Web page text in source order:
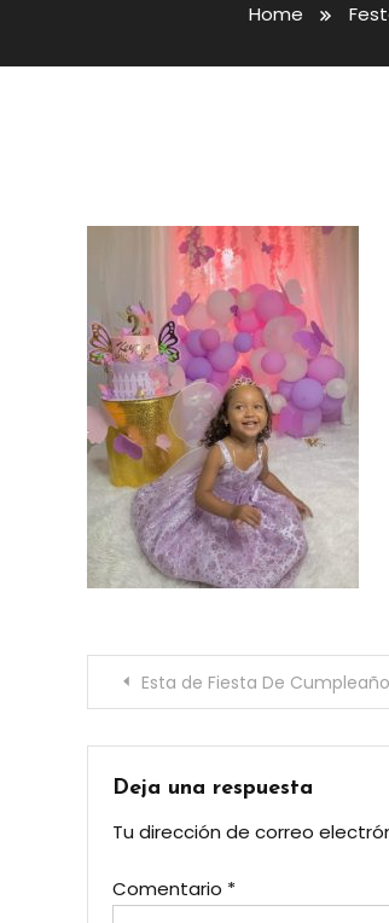
Home
Navegación
entradas
Esta de Fiesta De Cumpleaños Hoy La niña
Deja una respuesta
Tu dirección de correo
Comentario *